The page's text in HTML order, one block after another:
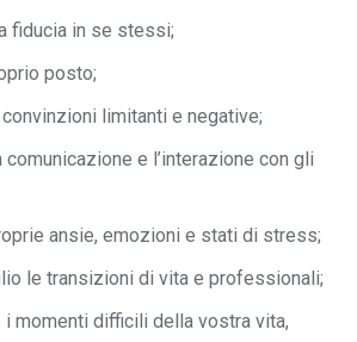
fiducia in se stessi;
posto;
limitanti e negative;
comunicazione e l’interazione con gli
ansie, emozioni e stati di stress;
le transizioni di vita e professionali;
i momenti difficili della vostra vita,